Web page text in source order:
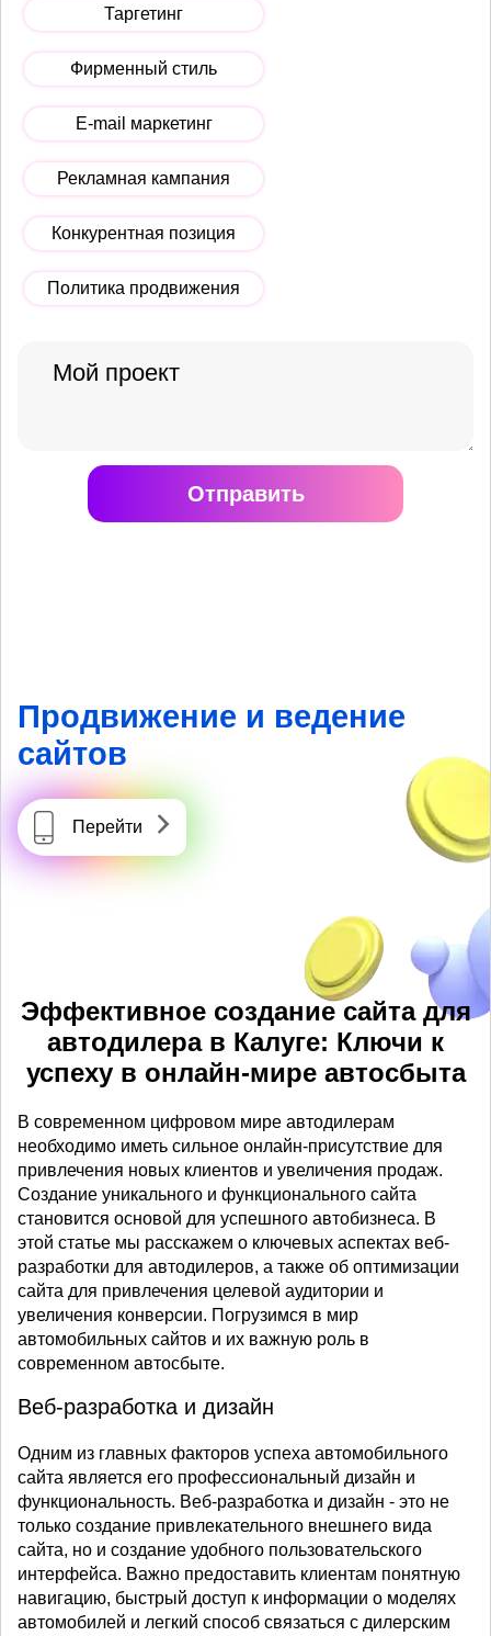
Таргетинг
Фирменный стиль
E-mail маркетинг
Рекламная кампания
Конкурентная позиция
Политика продвижения
Отправить
Продвижение и ведение
сайтов
Перейти
Эффективное создание сайта для
автодилера в Калуге: Ключи к
успеху в онлайн-мире автосбыта
В современном цифровом мире автодилерам
необходимо иметь сильное онлайн-присутствие для
привлечения новых клиентов и увеличения продаж.
Создание уникального и функционального сайта
становится основой для успешного автобизнеса. В
этой статье мы расскажем о ключевых аспектах веб-
разработки для автодилеров, а также об оптимизации
сайта для привлечения целевой аудитории и
увеличения конверсии. Погрузимся в мир
автомобильных сайтов и их важную роль в
современном автосбыте.
Веб-разработка и дизайн
Одним из главных факторов успеха автомобильного
сайта является его профессиональный дизайн и
функциональность. Веб-разработка и дизайн - это не
только создание привлекательного внешнего вида
сайта, но и создание удобного пользовательского
интерфейса. Важно предоставить клиентам понятную
навигацию, быстрый доступ к информации о моделях
автомобилей и легкий способ связаться с дилерским